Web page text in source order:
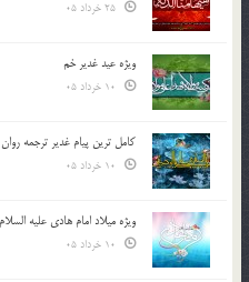
ویژه عید غدیر خم
کامل ترین پیام غدیر ترجمه
ویژه میلاد امام هادی علیه السلام